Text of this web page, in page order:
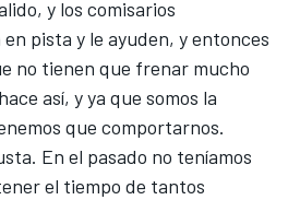
y los comisarios
pista y le ayuden, y entonces
no tienen que frenar mucho
así, y ya que somos la
que comportarnos.
En el pasado no teníamos
el tiempo de tantos